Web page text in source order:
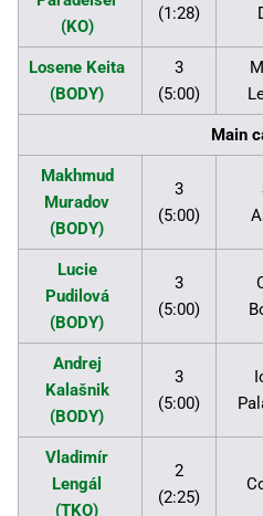
(KO)
(1:28)
Losene Keita
(BODY)
3
(5:00)
Main
Makhmud
Muradov
(BODY)
3
(5:00)
Lucie
Pudilová
(BODY)
3
(5:00)
Andrej
Kalašnik
(BODY)
3
(5:00)
Vladimír
Lengál
(TKO)
2
(2:25)